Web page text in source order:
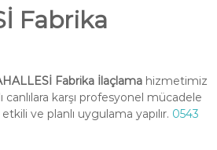
Fabrika
Fabrika İlaçlamahizmetimiz
canlılara karşı profesyonel mücadele
ve planlı uygulama yapılır. 0543